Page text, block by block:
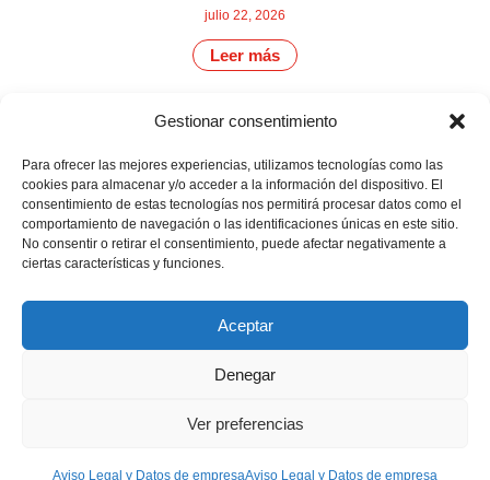
Gestionar consentimiento
Para ofrecer las mejores experiencias, utilizamos tecnologías como las
cookies para almacenar y/o acceder a la información del dispositivo. El
consentimiento de estas tecnologías nos permitirá procesar datos como el
comportamiento de navegación o las identificaciones únicas en este sitio.
No consentir o retirar el consentimiento, puede afectar negativamente a
ciertas características y funciones.
Aceptar
Denegar
Ver preferencias
Aviso Legal y Datos de empresaAviso Legal y Datos de empresa
julio 22, 2026
Leer más
Productores
de
fresas,
frambuesas,
arándanos
y
desde
y
Camino de
Montemayor s/n
21800 Moguer.
Huelva ESPAÑA.
info@cunadeplatero.com
25
MATERIALES
CORPORATIVOS
Logotipo -
Dossier inglés
Aviso legal
Política de
privacidad
Canal de denuncias